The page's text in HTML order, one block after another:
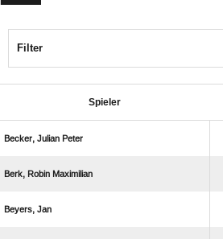
Filter
Spieler
  
  
 